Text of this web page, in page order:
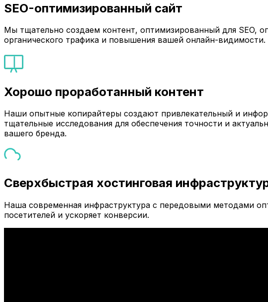
SEO-оптимизированный сайт
Мы тщательно создаем контент, оптимизированный для SEO,
органического трафика и повышения вашей онлайн-видимости.
Хорошо проработанный контент
Наши опытные копирайтеры создают привлекательный и
тщательные исследования для обеспечения точности и
вашего бренда.
Сверхбыстрая хостинговая
Наша современная инфраструктура с передовыми методами
посетителей и ускоряет конверсии.